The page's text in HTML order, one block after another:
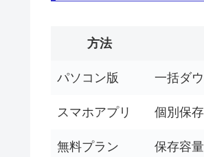
方法
パソコン版 一括ダ
スマホアプリ 個別保
無料プラン 保存容